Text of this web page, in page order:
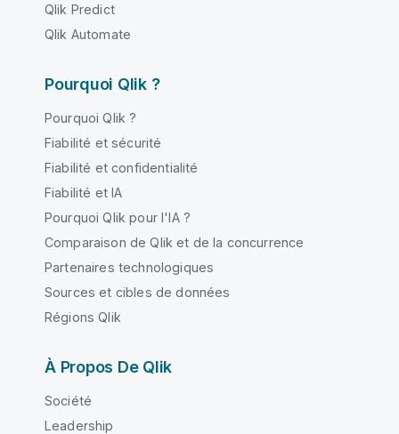
Qlik Predict
Qlik Automate
Pourquoi Qlik ?
Pourquoi Qlik ?
Fiabilité et sécurité
Fiabilité et confidentialité
Fiabilité et IA
Pourquoi Qlik pour l'IA ?
Comparaison de Qlik et de la concurrence
Partenaires technologiques
Sources et cibles de données
Régions Qlik
À Propos De Qlik
Société
Leadership